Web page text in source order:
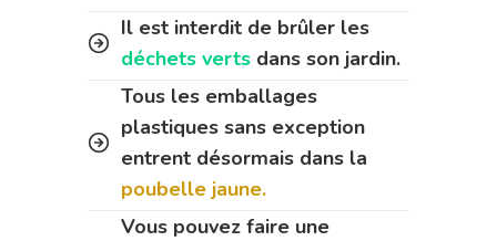
Il est interdit de brûler les
déchets verts dans son jardin.
Tous les emballages
plastiques sans exception
entrent désormais dans la
poubelle jaune.
Vous pouvez faire une